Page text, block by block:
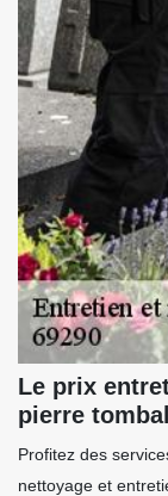
Le prix
pierre
Profitez des
nettoyage et